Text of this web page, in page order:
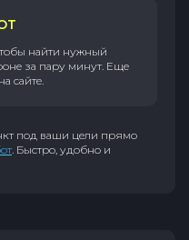
найти нужный
за пару минут. Еще
сайте.
под ваши цели прямо
. Быстро, удобно и